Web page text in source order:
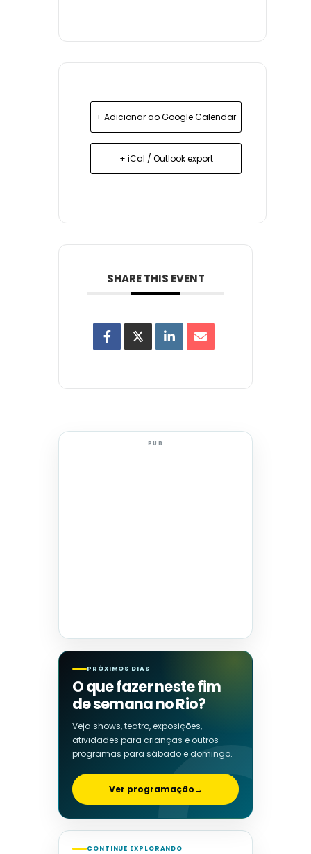
+ Adicionar ao Google Calendar
+ iCal / Outlook export
SHARE THIS EVENT
PUB
PRÓXIMOS DIAS
O que fazer neste fim
de semana no Rio?
Veja shows, teatro, exposições,
atividades para crianças e outros
programas para sábado e domingo.
Ver programação→
CONTINUE EXPLORANDO